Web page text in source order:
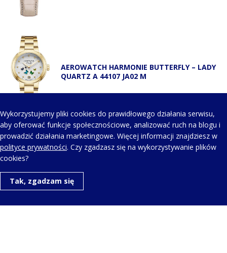
AEROWATCH HARMONIE BUTTERFLY – LADY
QUARTZ A 44107 JA02 M
KONTAKT Z NAMI
Telefon kontaktowy:
+48 123 454 514
Wykorzystujemy pliki cookies do prawidłowego działania serwisu,
aby oferować funkcje społecznościowe, analizować ruch na blogu i
prowadzić działania marketingowe. Więcej informacji znajdziesz w
polityce prywatności. Czy zgadzasz się na wykorzystywanie plików
cookies?
Tak, zgadzam się